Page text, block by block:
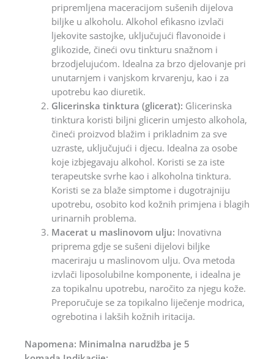
pripremljena maceracijom sušenih dijelova
biljke u alkoholu. Alkohol efikasno izvlači
ljekovite sastojke, uključujući flavonoide i
glikozide, čineći ovu tinkturu snažnom i
brzodjelujućom. Idealna za brzo djelovanje pri
unutarnjem i vanjskom krvarenju, kao i za
upotrebu kao diuretik.
Glicerinska tinktura (glicerat): Glicerinska
tinktura koristi biljni glicerin umjesto alkohola,
čineći proizvod blažim i prikladnim za sve
uzraste, uključujući i djecu. Idealna za osobe
koje izbjegavaju alkohol. Koristi se za iste
terapeutske svrhe kao i alkoholna tinktura.
Koristi se za blaže simptome i dugotrajniju
upotrebu, osobito kod kožnih primjena i blagih
urinarnih problema.
Macerat u maslinovom ulju: Inovativna
priprema gdje se sušeni dijelovi biljke
maceriraju u maslinovom ulju. Ova metoda
izvlači liposolubilne komponente, i idealna je
za topikalnu upotrebu, naročito za njegu kože.
Preporučuje se za topikalno liječenje modrica,
ogrebotina i lakših kožnih iritacija.
Napomena: Minimalna narudžba je 5